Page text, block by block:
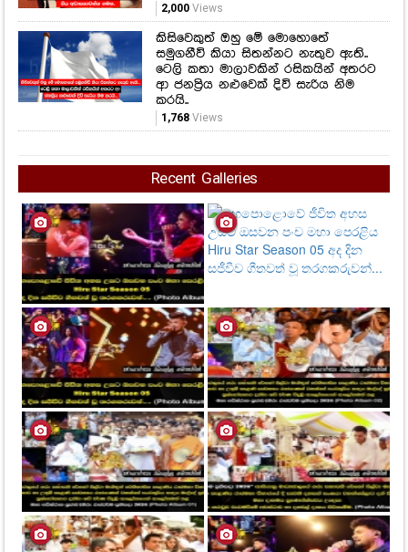
2,000Views
කිසිවෙකුත් ඔහු මේ මොහොතේ
සමුගනීවි කියා සිතන්නට නැතුව ඇති..
ටෙලි කතා මාලාවකින් රසිකයින් අතරට
ආ ජනප්‍රිය නළුවෙක් දිවි සැරිය නිම
කරයි..
1,768Views
Recent Galleries